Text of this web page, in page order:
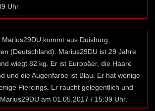
Uhr
kommt aus Duisburg,
(Deutschland). Marius29DU ist 29 Jahre
wiegt 82 kg. Er ist Europäer, die Haare
und die Augenfarbe ist Blau. Er hat wenige
Piercings. Er raucht gelegentlich und
am 01.05.2017 / 15:39 Uhr.